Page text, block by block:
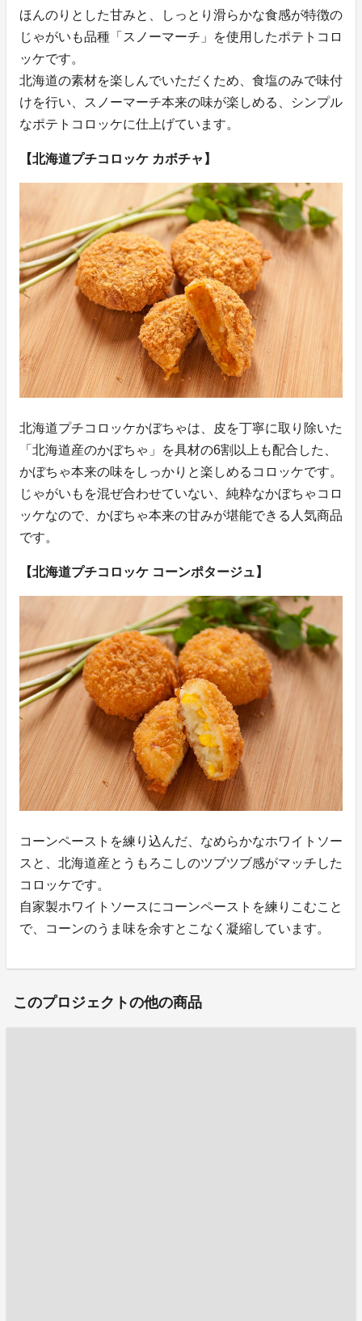
ほんのりとした甘みと、しっとり滑らかな食感が特徴の
じゃがいも品種「スノーマーチ」を使用したポテトコロ
ッケです。
北海道の素材を楽しんでいただくため、食塩のみで味付
けを行い、スノーマーチ本来の味が楽しめる、シンプル
なポテトコロッケに仕上げています。
【北海道プチコロッケ カボチャ】
北海道プチコロッケかぼちゃは、皮を丁寧に取り除いた
「北海道産のかぼちゃ」を具材の6割以上も配合した、
かぼちゃ本来の味をしっかりと楽しめるコロッケです。
じゃがいもを混ぜ合わせていない、純粋なかぼちゃコロ
ッケなので、かぼちゃ本来の甘みが堪能できる人気商品
です。
【北海道プチコロッケ コーンポタージュ】
コーンペーストを練り込んだ、なめらかなホワイトソー
スと、北海道産とうもろこしのツブツブ感がマッチした
コロッケです。
自家製ホワイトソースにコーンペーストを練りこむこと
で、コーンのうま味を余すとこなく凝縮しています。
このプロジェクトの他の商品